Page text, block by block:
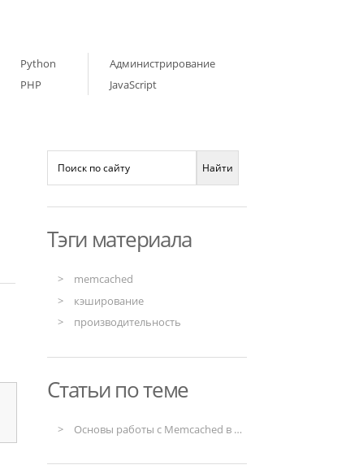
Python
PHP
Администрирование
JavaScript
Тэги материала
memcached
кэширование
производительность
Статьи по теме
Основы работы с Memcached в php